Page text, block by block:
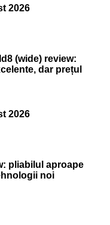
2026
(wide) review:
dar prețul
2026
pliabilul aproape
noi